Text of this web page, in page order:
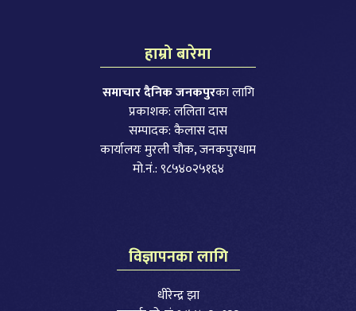
हाम्रो बारेमा
समाचार दैनिक जनकपुरका लागि
प्रकाशक: ललिता दास
सम्पादक: कैलास दास
कार्यालयः मुरली चौक, जनकपुरधाम
मो.नं.: ९८५४०२५१६४
विज्ञापनका लागि
धीरेन्द्र झा